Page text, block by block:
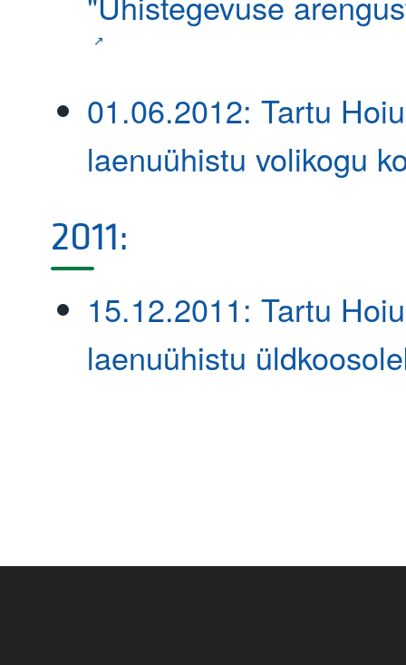
01.06.2012: Tartu
laenuühistu volikogu
2011:
15.12.2011: Tartu
laenuühistu